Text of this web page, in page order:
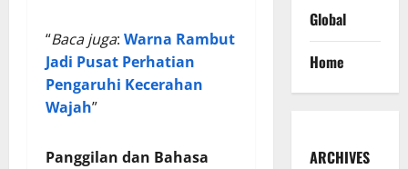
“Baca juga: Warna Rambut
Jadi Pusat Perhatian
Pengaruhi Kecerahan
Wajah”
Panggilan dan Bahasa
Global
Home
ARCHIVES